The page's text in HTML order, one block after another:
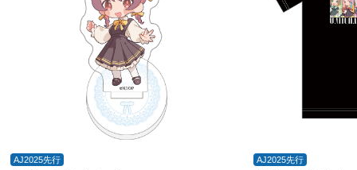
AJ2025先行 AJ2025先行